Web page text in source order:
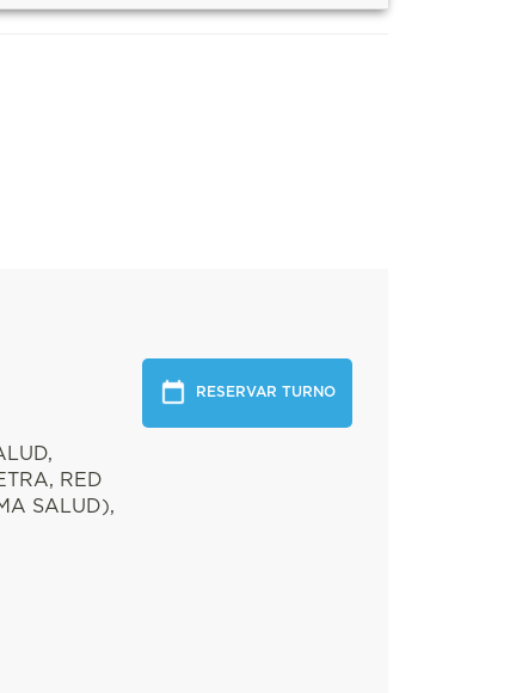
RED
SALUD),
RESERVAR TURNO